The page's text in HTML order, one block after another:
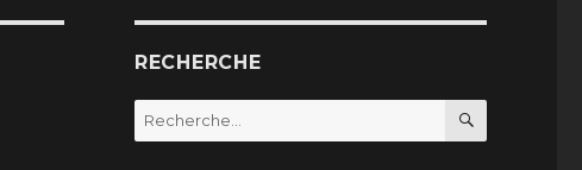
RECHERCHE
Recherche
pour